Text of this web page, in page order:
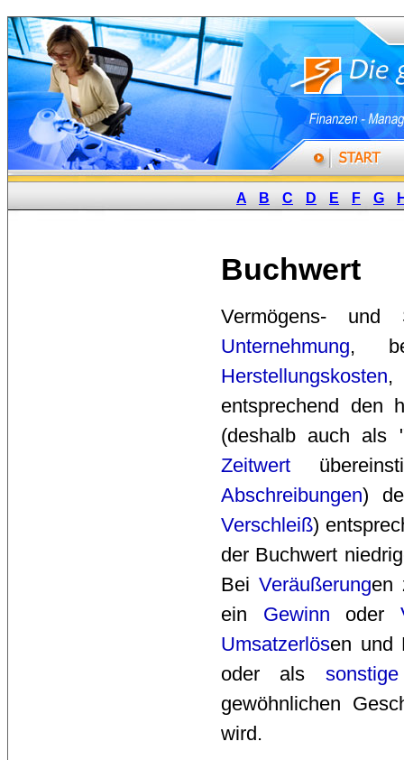
A B C D E F G
Buchwert
Vermögens-
Unternehmung,
Herstellungskosten,
entsprechend den
(deshalb auch als
Zeitwert
Abschreibungen)
Verschleiß)
der Buchwert
Bei Veräußerungen
ein Gewinn oder
Umsatzerlösen und
oder als
gewöhnlichen
wird.